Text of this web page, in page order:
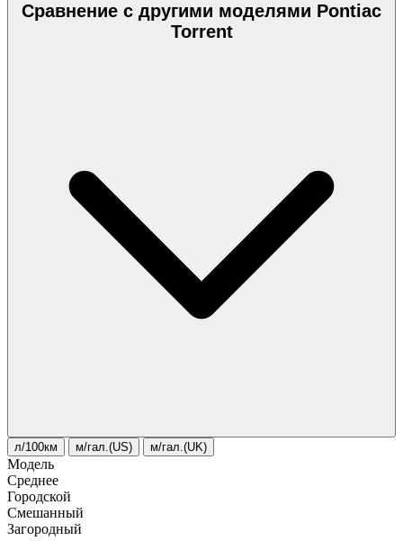
Сравнение с другими моделями Pontiac
Torrent
л/100км м/гал.(US) м/гал.(UK)
Модель
Среднее
Городской
Смешанный
Загородный